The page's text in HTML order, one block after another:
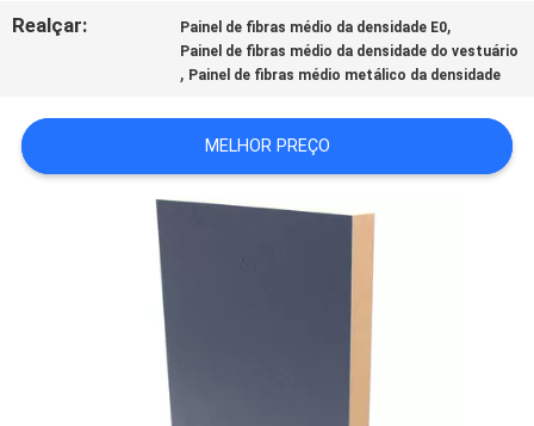
SITE
Realçar: Painel de fibras médio da densidade E0,
Painel de fibras médio da densidade do vestuário
, Painel de fibras médio metálico da densidade
MELHOR PREÇO